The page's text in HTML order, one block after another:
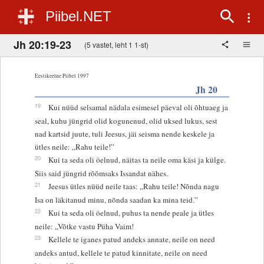
Piibel.NET
Jh 20:19-23 (5 vastet, leht 1 1-st)
Eestikeelne Piibel 1997
Jh 20
19
Kui nüüd selsamal nädala esimesel päeval oli õhtuaeg ja
seal, kuhu jüngrid olid kogunenud, olid uksed lukus, sest
nad kartsid juute, tuli Jeesus, jäi seisma nende keskele ja
ütles neile: „Rahu teile!”
20
Kui ta seda oli öelnud, näitas ta neile oma käsi ja külge.
Siis said jüngrid rõõmsaks Issandat nähes.
21
Jeesus ütles nüüd neile taas: „Rahu teile! Nõnda nagu
Isa on läkitanud minu, nõnda saadan ka mina teid.”
22
Kui ta seda oli öelnud, puhus ta nende peale ja ütles
neile: „Võtke vastu Püha Vaim!
23
Kellele te iganes patud andeks annate, neile on need
andeks antud, kellele te patud kinnitate, neile on need